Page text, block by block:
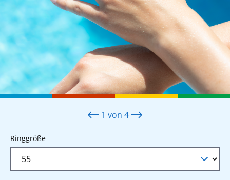
1 von 4
Ringgrößeauswählen